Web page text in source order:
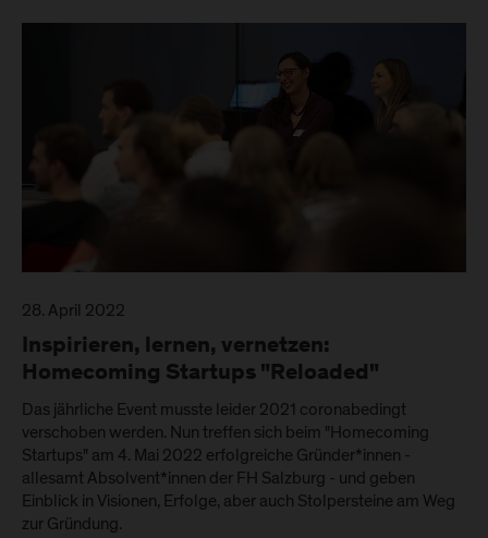
28. April 2022
Inspirieren, lernen, vernetzen:
Homecoming Startups "Reloaded"
Das jährliche Event musste leider 2021 coronabedingt
verschoben werden. Nun treffen sich beim "Homecoming
Startups" am 4. Mai 2022 erfolgreiche Gründer*innen -
allesamt Absolvent*innen der FH Salzburg - und geben
Einblick in Visionen, Erfolge, aber auch Stolpersteine am Weg
zur Gründung.